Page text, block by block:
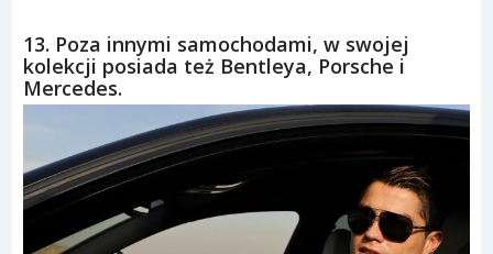
13. Poza innymi samochodami, w swojej
kolekcji posiada też Bentleya, Porsche i
Mercedes.